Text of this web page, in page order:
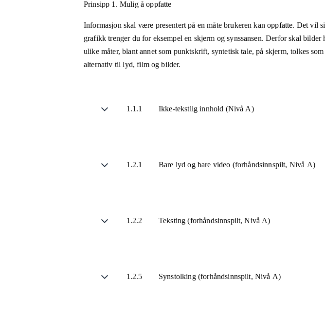
Prinsipp 1. Mulig å oppfatte
Informasjon skal være presentert på en måte brukeren kan oppfatte. Det vil
grafikk trenger du for eksempel en skjerm og synssansen. Derfor skal
ulike måter, blant annet som punktskrift, syntetisk tale, på skjerm, tolkes
alternativ til lyd, film og bilder.
1.1.1 Ikke-tekstlig innhold (Nivå A)
1.2.1 Bare lyd og bare video (forhåndsinnspilt, Nivå A)
1.2.2 Teksting (forhåndsinnspilt, Nivå A)
1.2.5 Synstolking (forhåndsinnspilt, Nivå A)